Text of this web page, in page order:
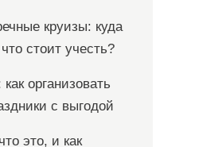
круизы: куда
стоит учесть?
организовать
с выгодой
это, и как